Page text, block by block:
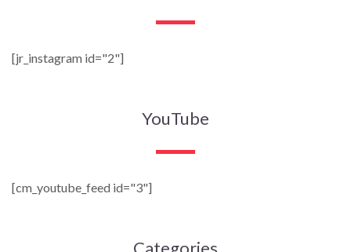
[jr_instagram id="2"]
YouTube
[cm_youtube_feed id="3"]
Categories